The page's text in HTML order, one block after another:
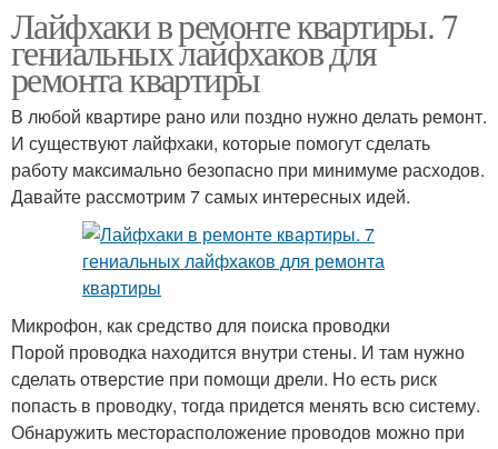
Лайфхаки в ремонте квартиры. 7
гениальных лайфхаков для
ремонта квартиры
В любой квартире рано или поздно нужно делать ремонт.
И существуют лайфхаки, которые помогут сделать
работу максимально безопасно при минимуме расходов.
Давайте рассмотрим 7 самых интересных идей.
Микрофон, как средство для поиска проводки
Порой проводка находится внутри стены. И там нужно
сделать отверстие при помощи дрели. Но есть риск
попасть в проводку, тогда придется менять всю систему.
Обнаружить месторасположение проводов можно при